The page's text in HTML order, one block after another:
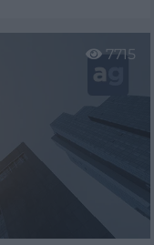
7715